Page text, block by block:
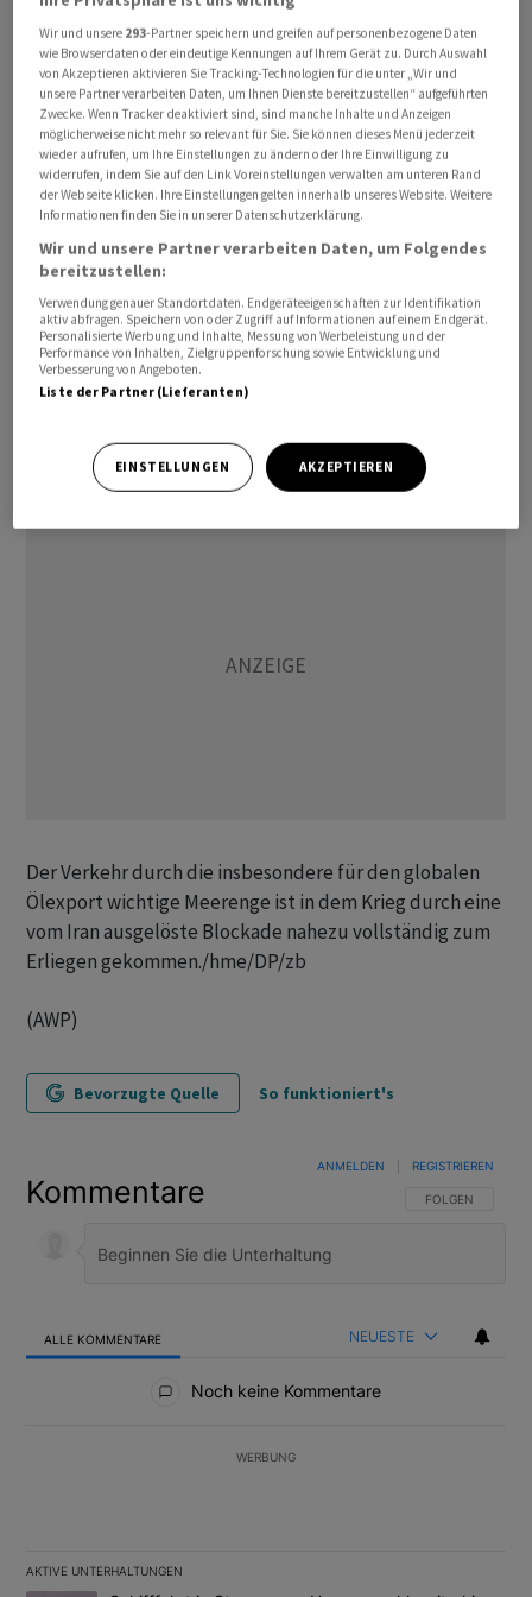
hin, die die weltweiten Transportkosten in die Höhe
trieben. Störungen im Flug- und Seeverkehr hätten den
Waren- und Personenverkehr verlangsamt, wodurch die
Ankunft humanitärer Hilfsgüter um bis zu sechs Monate
verzögert werden könnte. Zudem stünden die globalen
Lieferketten unter Druck.
Fletcher warnte vor den Folgen der Sperrung der für
den internationalen Schiffsverkehr enorm wichtigen
«Lebensmittel, Medikamente, Düngemittel und andere
Hilfsgüter lassen sich schwerer transportieren und ihre
Lieferung wird teurer.» Daher laute seine Botschaft an
die Konfliktparteien und alle, die Einfluss auf sie
hätten: «Humanitäre Hilfsgüter müssen sicher durch die
Strasse von Hormus transportiert werden können.»
Der Verkehr durch die insbesondere für den globalen
Ölexport wichtige Meerenge ist in dem Krieg durch eine
vom Iran ausgelöste Blockade nahezu vollständig zum
Erliegen gekommen./hme/DP/zb
(AWP)
Bevorzugte Quelle So funktioniert's
Kommentare FOLGE DIESER
FOLGEN
ANMELDEN REGISTRIEREN
ALLE KOMMENTARE NEUESTE
Noch keine Kommentare
WERBUNG
AKTIVE UNTERHALTUNGEN
Das Folgende ist eine Liste der am meisten kommentierten
Wir und unsere 293-Partner speichern und greifen auf personenbezogene Daten
wie Browserdaten oder eindeutige Kennungen auf Ihrem Gerät zu. Durch Auswahl
von Akzeptieren aktivieren Sie Tracking-Technologien für die unter „Wir und
unsere Partner verarbeiten Daten, um Ihnen Dienste bereitzustellen“ aufgeführten
Zwecke. Wenn Tracker deaktiviert sind, sind manche Inhalte und Anzeigen
möglicherweise nicht mehr so relevant für Sie. Sie können dieses Menü jederzeit
wieder aufrufen, um Ihre Einstellungen zu ändern oder Ihre Einwilligung zu
widerrufen, indem Sie auf den Link Voreinstellungen verwalten am unteren Rand
der Webseite klicken. Ihre Einstellungen gelten innerhalb unseres Website. Weitere
Informationen finden Sie in unserer Datenschutzerklärung.
Wir und unsere Partner verarbeiten Daten, um Folgendes
bereitzustellen:
Verwendung genauer Standortdaten. Endgeräteeigenschaften zur Identifikation
aktiv abfragen. Speichern von oder Zugriff auf Informationen auf einem Endgerät.
Personalisierte Werbung und Inhalte, Messung von Werbeleistung und der
Performance von Inhalten, Zielgruppenforschung sowie Entwicklung und
Verbesserung von Angeboten.
Liste der Partner (Lieferanten)
EINSTELLUNGEN AKZEPTIEREN